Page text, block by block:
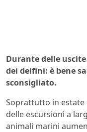
Durante delle
dei delfini: è bene
sconsigliato.
Soprattutto in estate
delle escursioni a
animali marini